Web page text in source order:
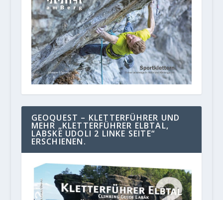
GEOQUEST – KLETTERFÜHRER UND
MEHR „KLETTERFÜHRER ELBTAL,
LABSKE UDOLI 2 LINKE SEITE“
ERSCHIENEN.